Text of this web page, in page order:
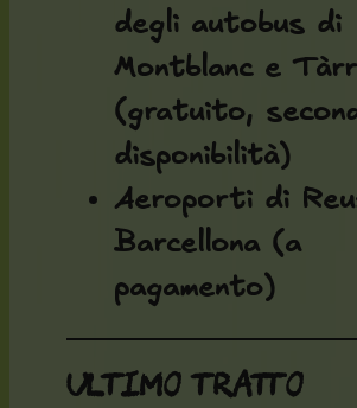
degli autobus di
Montblanc e
(gratuito,
disponibilità)
Aeroporti di
Barcellona (a
pagamento)
Ultimo tratto